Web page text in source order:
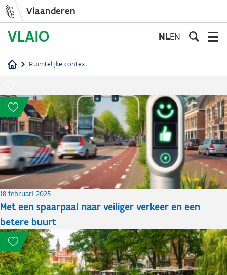
Vlaanderen
NLEN
Ruimtelijke context
18 februari 2025
Met een spaarpaal naar veiliger verkeer en een
betere buurt